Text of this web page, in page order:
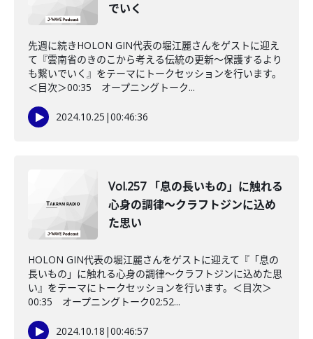
でいく
先週に続きHOLON GIN代表の堀江麗さんをゲストに迎え
て『雲南省のきのこから考える伝統の更新～保護するより
も繋いでいく』をテーマにトークセッションを行います。
＜目次＞00:35 オープニングトーク...
2024.10.25 |00:46:36
Vol.257 「息の長いもの」に触れる
心身の調律～クラフトジンに込め
た思い
HOLON GIN代表の堀江麗さんをゲストに迎えて『「息の
長いもの」に触れる心身の調律～クラフトジンに込めた思
い』をテーマにトークセッションを行います。＜目次＞
00:35 オープニングトーク02:52...
2024.10.18 |00:46:57